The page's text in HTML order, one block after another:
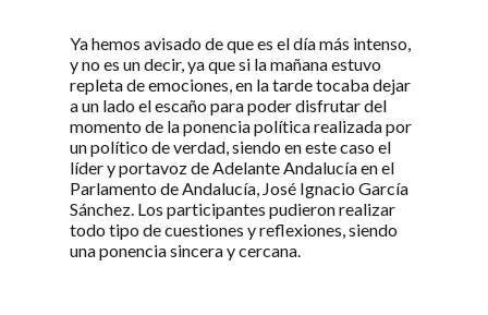
Ya hemos avisado de que es el día más intenso,
y no es un decir, ya que si la mañana estuvo
repleta de emociones, en la tarde tocaba dejar
a un lado el escaño para poder disfrutar del
momento de la ponencia política realizada por
un político de verdad, siendo en este caso el
líder y portavoz de Adelante Andalucía en el
Parlamento de Andalucía, José Ignacio García
Sánchez. Los participantes pudieron realizar
todo tipo de cuestiones y reflexiones, siendo
una ponencia sincera y cercana.